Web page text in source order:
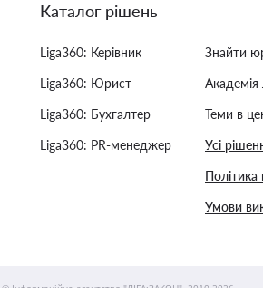
Каталог рішень
Liga360: Керівник
Liga360: Юрист
Liga360: Бухгалтер
Liga360: PR-менеджер
Знайти
Теми в
Усі
Політика
Умови